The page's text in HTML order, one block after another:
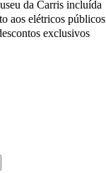
da Carris incluída
aos elétricos públicos
exclusivos